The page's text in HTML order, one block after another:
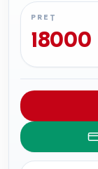
PREȚ
18000